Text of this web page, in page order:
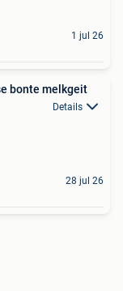
1 jul 26
bonte melkgeit
Details
28 jul 26